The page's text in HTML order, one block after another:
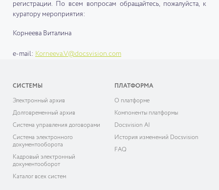
регистрации. По всем вопросам обращайтесь, пожалуйста, к
куратору мероприятия:
Корнеева Виталина
e-mail: Korneeva.V@docsvision.com
СИСТЕМЫ
Электронный архив
Долговременный архив
Система управления договорами
Система электронного
документооборота
Кадровый электронный
документооборот
Каталог всех систем
ПЛАТФОРМА
О платформе
Компоненты платформы
Docsvision AI
История изменений Docsvision
FAQ